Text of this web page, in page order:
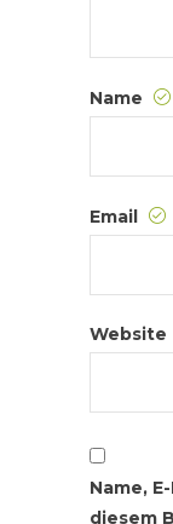
Name
Email
Website
Name,
diesem